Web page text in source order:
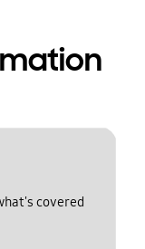
covered